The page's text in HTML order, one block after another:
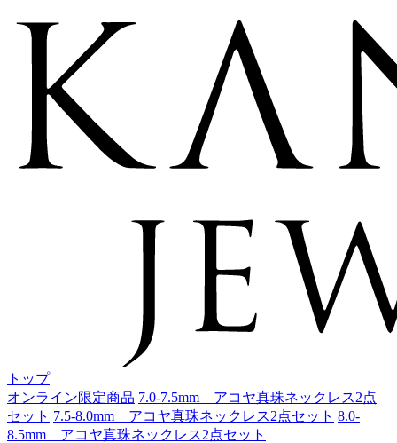
トップ
オンライン限定商品 7.0-7.5mm アコヤ真珠ネックレス2点
セット 7.5-8.0mm アコヤ真珠ネックレス2点セット 8.0-
8.5mm アコヤ真珠ネックレス2点セット